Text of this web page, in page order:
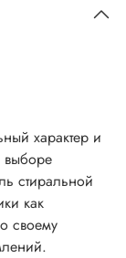
характер и
выборе
стиральной
как
своему